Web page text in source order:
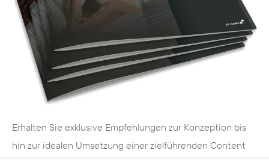
Erhalten Sie exklusive Empfehlungen zur Konzeption bis
hin zur idealen Umsetzung einer zielführenden Content